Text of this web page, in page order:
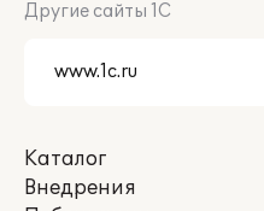
Другие сайты 1С
Каталог
Внедрения